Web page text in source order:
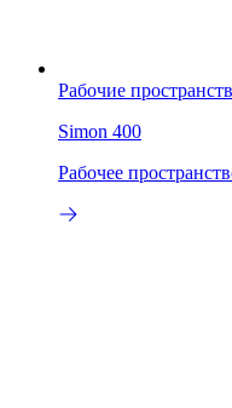
Рабочие
Simon 400
Рабочее